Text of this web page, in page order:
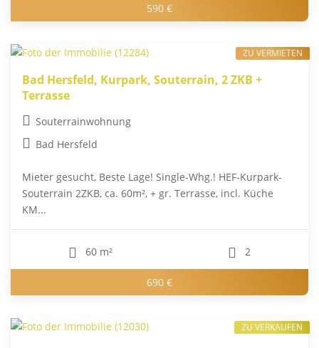
590 €
Bad Hersfeld, Kurpark, Souterrain, 2 ZKB +
Terrasse
Souterrainwohnung
Bad Hersfeld
Mieter gesucht, Beste Lage! Single-Whg.! HEF-Kurpark-
Souterrain 2ZKB, ca. 60m², + gr. Terrasse, incl. Küche
KM...
60 m² 2
690 €
ZU VERMIETEN
ZU VERKAUFEN